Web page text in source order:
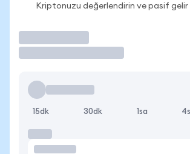
Kriptonuzu değerlendirin ve pasif gelir
15dk 30dk 1sa